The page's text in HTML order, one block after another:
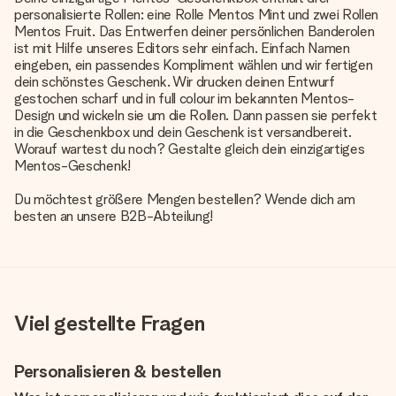
personalisierte Rollen: eine Rolle Mentos Mint und zwei Rollen
Mentos Fruit. Das Entwerfen deiner persönlichen Banderolen
ist mit Hilfe unseres Editors sehr einfach. Einfach Namen
eingeben, ein passendes Kompliment wählen und wir fertigen
dein schönstes Geschenk. Wir drucken deinen Entwurf
gestochen scharf und in full colour im bekannten Mentos-
Design und wickeln sie um die Rollen. Dann passen sie perfekt
in die Geschenkbox und dein Geschenk ist versandbereit.
Worauf wartest du noch? Gestalte gleich dein einzigartiges
Mentos-Geschenk!
Du möchtest größere Mengen bestellen? Wende dich am
besten an unsere B2B-Abteilung!
Viel gestellte Fragen
Personalisieren & bestellen